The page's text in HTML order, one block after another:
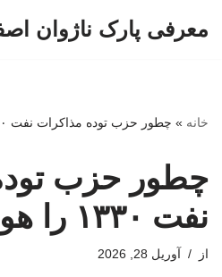
معرفی پارک ناژوان
خانه » چطور حزب توده مذاکرات نفت ۱۳۳۰ را هوا کرد؟
چطور حزب
نفت ۱۳۳۰ را هوا کرد؟
از آوریل 28, 2026